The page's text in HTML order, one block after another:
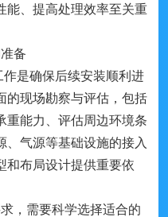
能、提高处理效率至关重
备
是确保后续安装顺利进
的现场勘察与评估，包括
重能力、评估周边环境条
、气源等基础设施的接入
和布局设计提供重要依
，需要科学选择适合的